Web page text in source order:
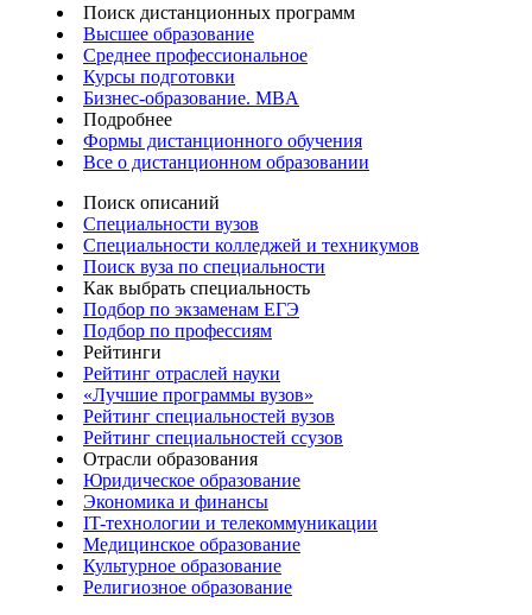
Поиск дистанционных программ
Высшее образование
Среднее профессиональное
Курсы подготовки
Бизнес-образование. MBA
Подробнее
Формы дистанционного обучения
Все о дистанционном образовании
Поиск описаний
Специальности вузов
Специальности колледжей и техникумов
Поиск вуза по специальности
Как выбрать специальность
Подбор по экзаменам ЕГЭ
Подбор по профессиям
Рейтинги
Рейтинг отраслей науки
«Лучшие программы вузов»
Рейтинг специальностей вузов
Рейтинг специальностей ссузов
Отрасли образования
Юридическое образование
Экономика и финансы
IT-технологии и телекоммуникации
Медицинское образование
Культурное образование
Религиозное образование